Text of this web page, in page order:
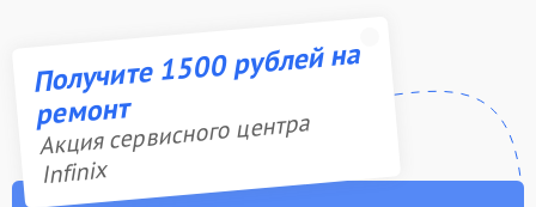
Получите 1500 рублей на
ремонт
Акция сервисного центра
Infinix